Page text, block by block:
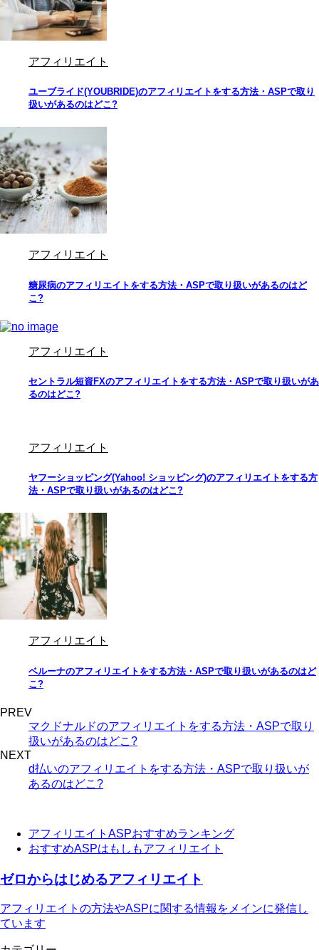
アフィリエイト
ユーブライド(YOUBRIDE)のアフィリエイトをする方法・ASPで取り
扱いがあるのはどこ?
アフィリエイト
糖尿病のアフィリエイトをする方法・ASPで取り扱いがあるのはど
こ?
アフィリエイト
セントラル短資FXのアフィリエイトをする方法・ASPで取り扱いがあ
るのはどこ?
アフィリエイト
ヤフーショッピング(Yahoo! ショッピング)のアフィリエイトをする方
法・ASPで取り扱いがあるのはどこ?
アフィリエイト
ベルーナのアフィリエイトをする方法・ASPで取り扱いがあるのはど
こ?
PREV
マクドナルドのアフィリエイトをする方法・ASPで取り
扱いがあるのはどこ?
NEXT
d払いのアフィリエイトをする方法・ASPで取り扱いが
あるのはどこ?
アフィリエイトASPおすすめランキング
おすすめASPはもしもアフィリエイト
ゼロからはじめるアフィリエイト
アフィリエイトの方法やASPに関する情報をメインに発信し
ています